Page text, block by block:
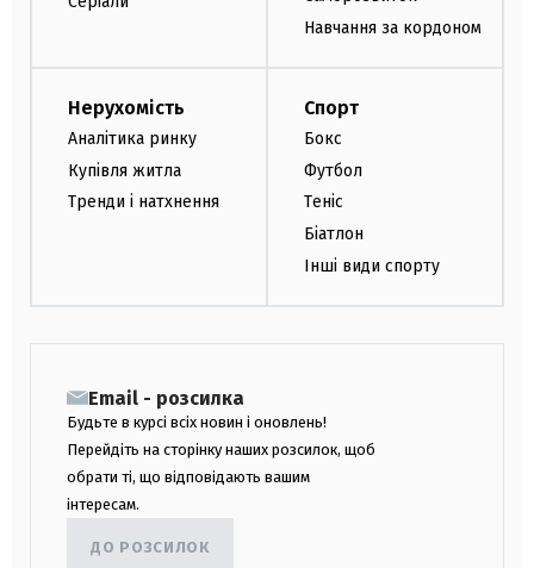
Навчання за кордоном
Нерухомість
Аналітика ринку
Купівля житла
Тренди і натхнення
Спорт
Бокс
Футбол
Теніс
Біатлон
Інші види спорту
Email - розсилка
Будьте в курсі всіх новин і оновлень!
Перейдіть на сторінку наших розсилок, щоб
обрати ті, що відповідають вашим
інтересам.
ДО РОЗСИЛОК